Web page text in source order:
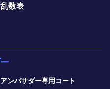
乱数表
アンバサダー専用コート